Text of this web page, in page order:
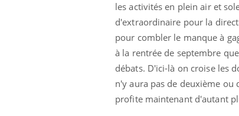
les activités en plein air et
d'extraordinaire pour la
pour combler le manque à
à la rentrée de septembre
débats. D'ici-là on croise les
n'y aura pas de deuxième ou
profite maintenant d'autant